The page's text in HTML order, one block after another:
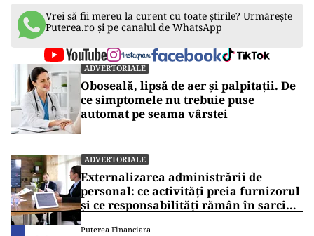
Vrei să fii mereu la curent cu toate știrile? Urmărește
Puterea.ro și pe canalul de WhatsApp
ADVERTORIALE
Oboseală, lipsă de aer și palpitații. De
ce simptomele nu trebuie puse
automat pe seama vârstei
ADVERTORIALE
Externalizarea administrării de
personal: ce activități preia furnizorul
și ce responsabilități rămân în sarcina
Puterea Financiara